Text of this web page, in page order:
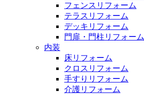
フェンスリフォーム
テラスリフォーム
デッキリフォーム
門扉・門柱リフォーム
内装
床リフォーム
クロスリフォーム
手すりリフォーム
介護リフォーム